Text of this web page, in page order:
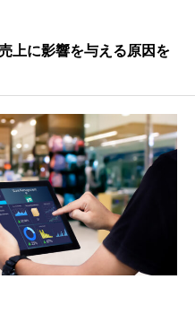
上に影響を与える原因を